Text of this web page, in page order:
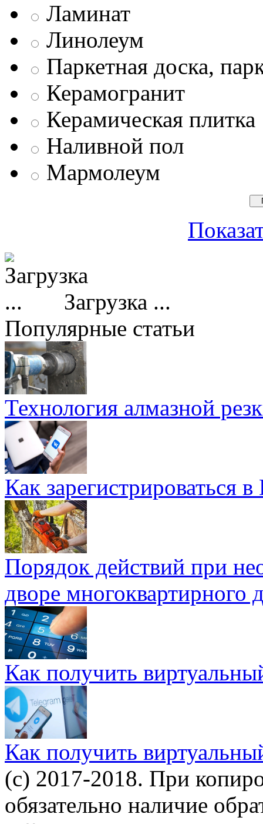
Ламинат
Линолеум
Паркетная доска,
Керамогранит
Керамическая плитка
Наливной пол
Мармолеум
Загрузка ...
Популярные статьи
Технология алмазной
Как зарегистрироваться
Порядок действий при
дворе многоквартирного
Как получить
Как получить
(c) 2017-2018. При
обязательно наличие